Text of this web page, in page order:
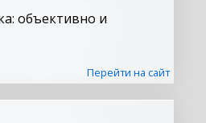
объективно и
Перейти на сайт